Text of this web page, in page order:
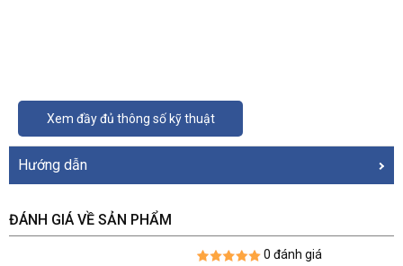
Xem đầy đủ thông số kỹ thuật
Hướng dẫn
ĐÁNH GIÁ VỀ SẢN PHẨM
0 đánh giá